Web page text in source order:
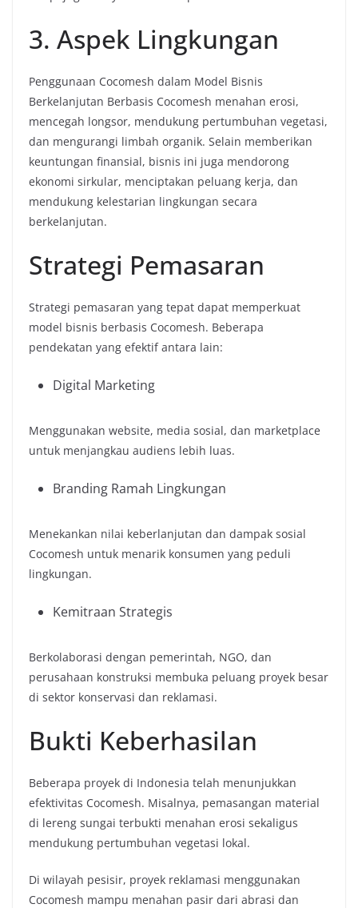
3. Aspek Lingkungan
Penggunaan Cocomesh dalam Model Bisnis
Berkelanjutan Berbasis Cocomesh menahan erosi,
mencegah longsor, mendukung pertumbuhan vegetasi,
dan mengurangi limbah organik. Selain memberikan
keuntungan finansial, bisnis ini juga mendorong
ekonomi sirkular, menciptakan peluang kerja, dan
mendukung kelestarian lingkungan secara
berkelanjutan.
Strategi Pemasaran
Strategi pemasaran yang tepat dapat memperkuat
model bisnis berbasis Cocomesh. Beberapa
pendekatan yang efektif antara lain:
Digital Marketing
Menggunakan website, media sosial, dan marketplace
untuk menjangkau audiens lebih luas.
Branding Ramah Lingkungan
Menekankan nilai keberlanjutan dan dampak sosial
Cocomesh untuk menarik konsumen yang peduli
lingkungan.
Kemitraan Strategis
Berkolaborasi dengan pemerintah, NGO, dan
perusahaan konstruksi membuka peluang proyek besar
di sektor konservasi dan reklamasi.
Bukti Keberhasilan
Beberapa proyek di Indonesia telah menunjukkan
efektivitas Cocomesh. Misalnya, pemasangan material
di lereng sungai terbukti menahan erosi sekaligus
mendukung pertumbuhan vegetasi lokal.
Di wilayah pesisir, proyek reklamasi menggunakan
Cocomesh mampu menahan pasir dari abrasi dan